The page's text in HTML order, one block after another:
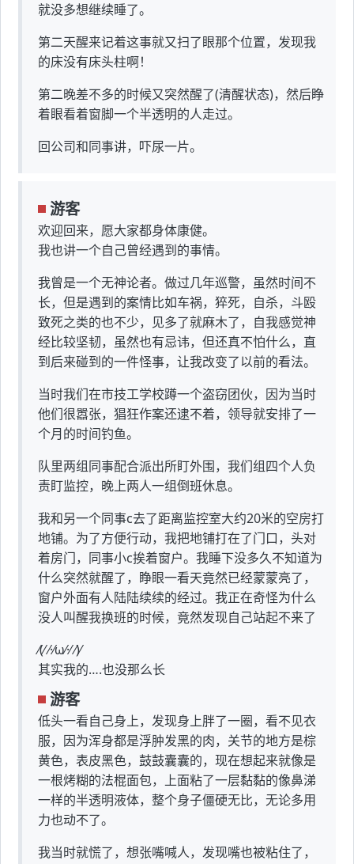
就没多想继续睡了。
第二天醒来记着这事就又扫了眼那个位置，发现我
的床没有床头柱啊！
第二晚差不多的时候又突然醒了(清醒状态)，然后睁
着眼看着窗脚一个半透明的人走过。
回公司和同事讲，吓尿一片。
游客
欢迎回来，愿大家都身体康健。
我也讲一个自己曾经遇到的事情。
我曾是一个无神论者。做过几年巡警，虽然时间不
长，但是遇到的案情比如车祸，猝死，自杀，斗殴
致死之类的也不少，见多了就麻木了，自我感觉神
经比较坚韧，虽然也有忌讳，但还真不怕什么，直
到后来碰到的一件怪事，让我改变了以前的看法。
当时我们在市技工学校蹲一个盗窃团伙，因为当时
他们很嚣张，猖狂作案还逮不着，领导就安排了一
个月的时间钓鱼。
队里两组同事配合派出所盯外围，我们组四个人负
责盯监控，晚上两人一组倒班休息。
我和另一个同事c去了距离监控室大约20米的空房打
地铺。为了方便行动，我把地铺打在了门口，头对
着房门，同事小c挨着窗户。我睡下没多久不知道为
什么突然就醒了，睁眼一看天竟然已经蒙蒙亮了，
窗户外面有人陆陆续续的经过。我正在奇怪为什么
没人叫醒我换班的时候，竟然发现自己站起不来了
⁄(⁄ ⁄·⁄ω⁄·⁄ ⁄)⁄
其实我的….也没那么长
游客
低头一看自己身上，发现身上胖了一圈，看不见衣
服，因为浑身都是浮肿发黑的肉，关节的地方是棕
黄色，表皮黑色，鼓鼓囊囊的，现在想起来就像是
一根烤糊的法棍面包，上面粘了一层黏黏的像鼻涕
一样的半透明液体，整个身子僵硬无比，无论多用
力也动不了。
我当时就慌了，想张嘴喊人，发现嘴也被粘住了，